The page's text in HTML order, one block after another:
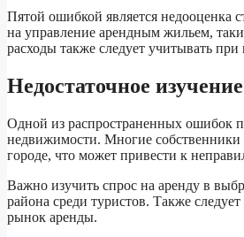
Пятой ошибкой является недооценка
на управление арендным жильем,
расходы также следует учитывать
Недостаточное
Одной из распространенных ошибок
недвижимости. Многие собственники
городе, что может привести к
Важно изучить спрос на аренду в
района среди туристов. Также
рынок аренды.